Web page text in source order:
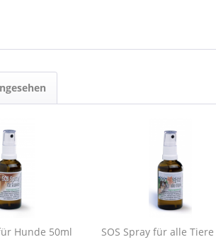
Hunde 50ml SOS Spray für alle